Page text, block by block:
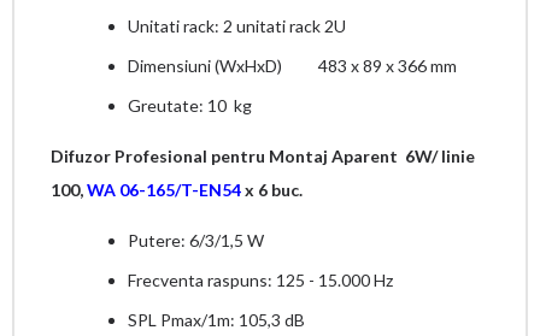
Unitati rack: 2 unitati rack 2U
Dimensiuni (WxHxD) 483 x 89 x 366 mm
Greutate: 10 kg
Difuzor Profesional pentru Montaj Aparent 6W/ linie
100,WA 06-165/T-EN54x 6 buc.
Putere: 6/3/1,5 W
Frecventa raspuns: 125 - 15.000 Hz
SPL Pmax/1m: 105,3 dB